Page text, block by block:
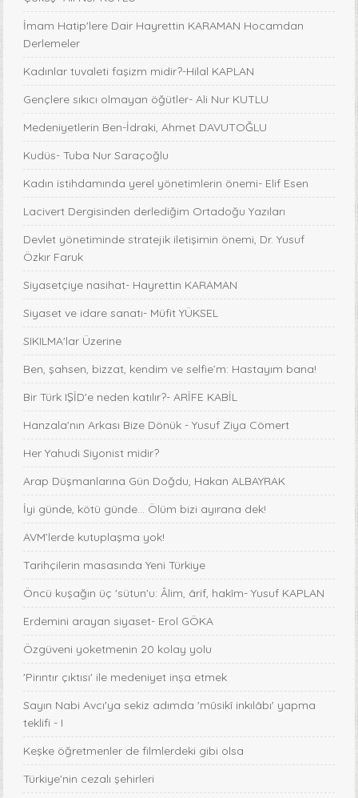
İmam Hatip'lere Dair Hayrettin KARAMAN Hocamdan
Derlemeler
Kadınlar tuvaleti faşizm midir?-Hilal KAPLAN
Gençlere sıkıcı olmayan öğütler- Ali Nur KUTLU
Medeniyetlerin Ben-İdraki, Ahmet DAVUTOĞLU
Kudüs- Tuba Nur Saraçoğlu
Kadın istihdamında yerel yönetimlerin önemi- Elif Esen
Lacivert Dergisinden derlediğim Ortadoğu Yazıları
Devlet yönetiminde stratejik iletişimin önemi, Dr. Yusuf
Özkır Faruk
Siyasetçiye nasihat- Hayrettin KARAMAN
Siyaset ve idare sanatı- Müfit YÜKSEL
SIKILMA'lar Üzerine
Ben, şahsen, bizzat, kendim ve selfie’m: Hastayım bana!
Bir Türk IŞİD'e neden katılır?- ARİFE KABİL
Hanzala'nın Arkası Bize Dönük - Yusuf Ziya Cömert
Her Yahudi Siyonist midir?
Arap Düşmanlarına Gün Doğdu, Hakan ALBAYRAK
İyi günde, kötü günde... Ölüm bizi ayırana dek!
AVM’lerde kutuplaşma yok!
Tarihçilerin masasında Yeni Türkiye
Öncü kuşağın üç 'sütun'u: Âlim, ârif, hakîm- Yusuf KAPLAN
Erdemini arayan siyaset- Erol GÖKA
Özgüveni yoketmenin 20 kolay yolu
'Pirıntır çıktısı' ile medeniyet inşa etmek
Sayın Nabi Avcı'ya sekiz adımda 'mûsikî inkılâbı' yapma
teklifi - I
Keşke öğretmenler de filmlerdeki gibi olsa
Türkiye'nin cezalı şehirleri